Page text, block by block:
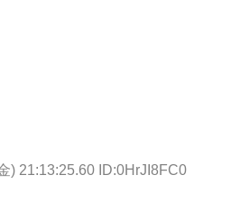
) 21:13:25.60 ID:0HrJI8FC0